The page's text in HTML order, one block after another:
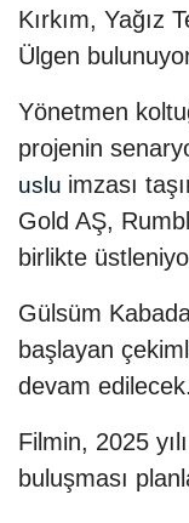
Kırkım, Yağız
Ülgen
Yönetmen
projenin
uslu imzası
Gold AŞ,
birlikte
Gülsüm
başlayan
devam edilecek.
Filmin, 2025
buluşması